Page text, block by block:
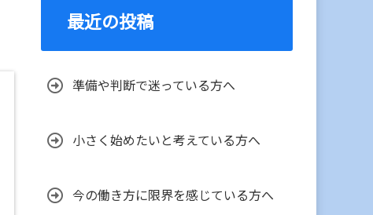
最近の投稿
準備や判断で迷っている方へ
小さく始めたいと考えている方へ
今の働き方に限界を感じている方へ